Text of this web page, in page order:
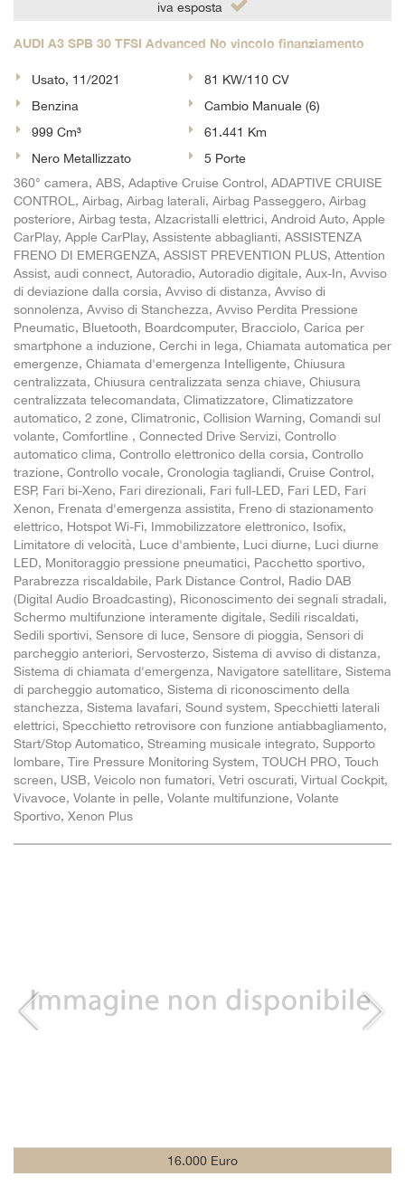
iva esposta
AUDI A3 SPB 30 TFSI Advanced No vincolo finanziamento
Usato, 11/2021
81 KW/110 CV
Benzina
Cambio Manuale (6)
999 Cm³
61.441 Km
Nero Metallizzato
5 Porte
360° camera, ABS, Adaptive Cruise Control, ADAPTIVE CRUISE
CONTROL, Airbag, Airbag laterali, Airbag Passeggero, Airbag
posteriore, Airbag testa, Alzacristalli elettrici, Android Auto, Apple
CarPlay, Apple CarPlay, Assistente abbaglianti, ASSISTENZA
FRENO DI EMERGENZA, ASSIST PREVENTION PLUS, Attention
Assist, audi connect, Autoradio, Autoradio digitale, Aux-In, Avviso
di deviazione dalla corsia, Avviso di distanza, Avviso di
sonnolenza, Avviso di Stanchezza, Avviso Perdita Pressione
Pneumatic, Bluetooth, Boardcomputer, Bracciolo, Carica per
smartphone a induzione, Cerchi in lega, Chiamata automatica per
emergenze, Chiamata d'emergenza Intelligente, Chiusura
centralizzata, Chiusura centralizzata senza chiave, Chiusura
centralizzata telecomandata, Climatizzatore, Climatizzatore
automatico, 2 zone, Climatronic, Collision Warning, Comandi sul
volante, Comfortline , Connected Drive Servizi, Controllo
automatico clima, Controllo elettronico della corsia, Controllo
trazione, Controllo vocale, Cronologia tagliandi, Cruise Control,
ESP, Fari bi-Xeno, Fari direzionali, Fari full-LED, Fari LED, Fari
Xenon, Frenata d'emergenza assistita, Freno di stazionamento
elettrico, Hotspot Wi-Fi, Immobilizzatore elettronico, Isofix,
Limitatore di velocità, Luce d'ambiente, Luci diurne, Luci diurne
LED, Monitoraggio pressione pneumatici, Pacchetto sportivo,
Parabrezza riscaldabile, Park Distance Control, Radio DAB
(Digital Audio Broadcasting), Riconoscimento dei segnali stradali,
Schermo multifunzione interamente digitale, Sedili riscaldati,
Sedili sportivi, Sensore di luce, Sensore di pioggia, Sensori di
parcheggio anteriori, Servosterzo, Sistema di avviso di distanza,
Sistema di chiamata d'emergenza, Navigatore satellitare, Sistema
di parcheggio automatico, Sistema di riconoscimento della
stanchezza, Sistema lavafari, Sound system, Specchietti laterali
elettrici, Specchietto retrovisore con funzione antiabbagliamento,
Start/Stop Automatico, Streaming musicale integrato, Supporto
lombare, Tire Pressure Monitoring System, TOUCH PRO, Touch
screen, USB, Veicolo non fumatori, Vetri oscurati, Virtual Cockpit,
Vivavoce, Volante in pelle, Volante multifunzione, Volante
Sportivo, Xenon Plus
16.000 Euro